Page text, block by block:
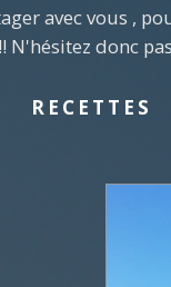
avec vous ,
donc
RECETTES